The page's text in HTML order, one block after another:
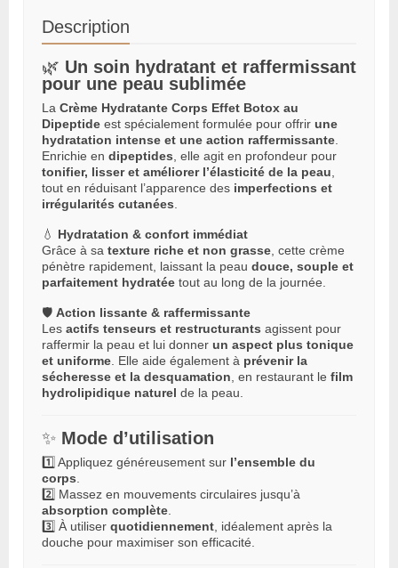
Description
🌿 Un soin hydratant et raffermissant
pour une peau sublimée
La Crème Hydratante Corps Effet Botox au
Dipeptide est spécialement formulée pour offrir une
hydratation intense et une action raffermissante
Enrichie en dipeptides , elle agit en profondeur pour
tonifier, lisser et améliorer l’élasticité de la peau
tout en réduisant l’apparence des imperfections et
irrégularités cutanées
💧 Hydratation & confort immédiat
Grâce à sa texture riche et non grasse , cette crème
pénètre rapidement, laissant la peau douce, souple et
parfaitement hydratée tout au long de la journée.
🛡️ Action lissante & raffermissante
Les actifs tenseurs et restructurants agissent pour
raffermir la peau et lui donner un aspect plus tonique
et uniforme . Elle aide également à prévenir la
sécheresse et la desquamation , en restaurant le film
hydrolipidique naturel de la peau.
✨ Mode d’utilisation
1️⃣ Appliquez généreusement sur l’ensemble du
corps
2️⃣ Massez en mouvements circulaires jusqu’à
absorption complète
3️⃣ À utiliser quotidiennement , idéalement après la
douche pour maximiser son efficacité.